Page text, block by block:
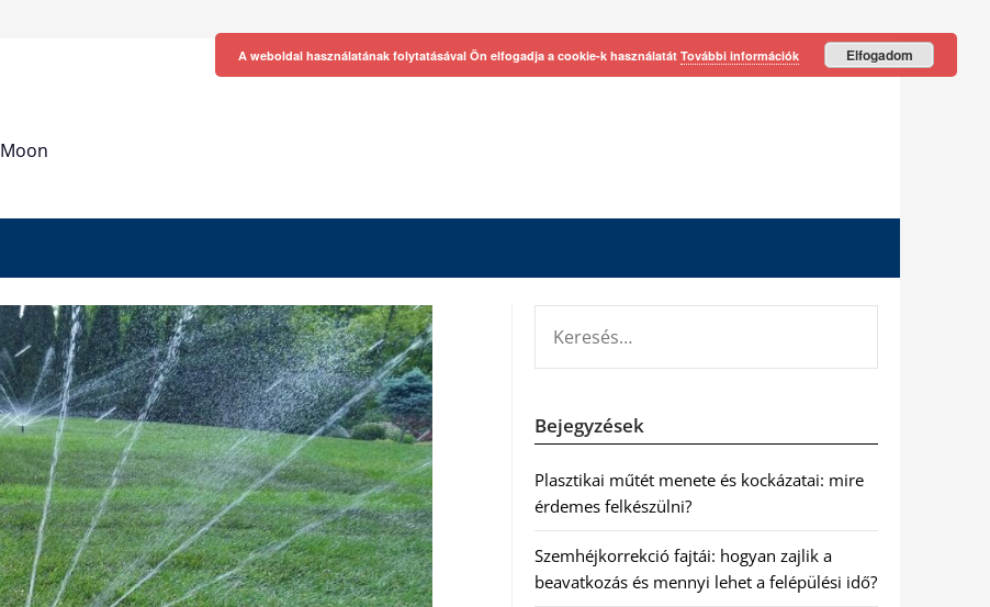
Bejegyzések
Plasztikai műtét menete és kockázatai: mire
érdemes felkészülni?
Szemhéjkorrekció fajtái: hogyan zajlik a
beavatkozás és mennyi lehet a felépülési idő?
A weboldal használatának folytatásával Ön elfogadja a cookie-k használatát További információk Elfogadom